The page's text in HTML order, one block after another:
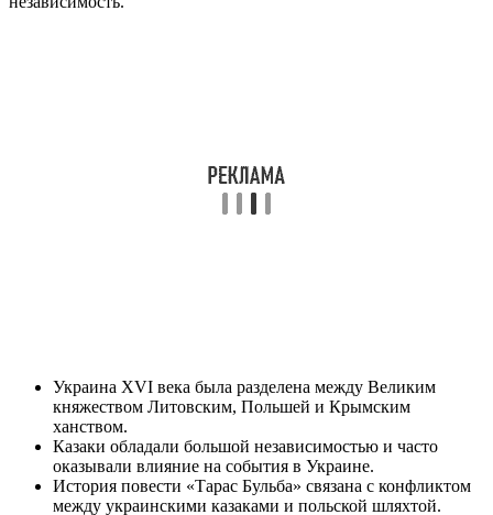
Украина XVI века была разделена между Великим
княжеством Литовским, Польшей и Крымским
ханством.
Казаки обладали большой независимостью и часто
оказывали влияние на события в Украине.
История повести «Тарас Бульба» связана с конфликтом
между украинскими казаками и польской шляхтой.